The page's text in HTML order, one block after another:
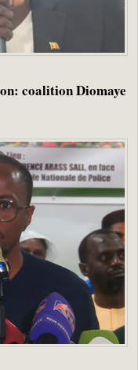
coalition Diomaye